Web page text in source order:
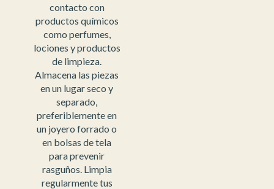
contacto con
productos químicos
como perfumes,
lociones y productos
de limpieza.
Almacena las piezas
en un lugar seco y
separado,
preferiblemente en
un joyero forrado o
en bolsas de tela
para prevenir
rasguños. Limpia
regularmente tus